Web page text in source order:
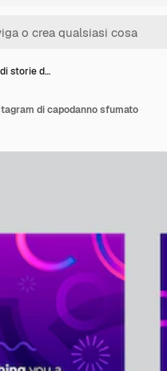
storie d…
di capodanno sfumato